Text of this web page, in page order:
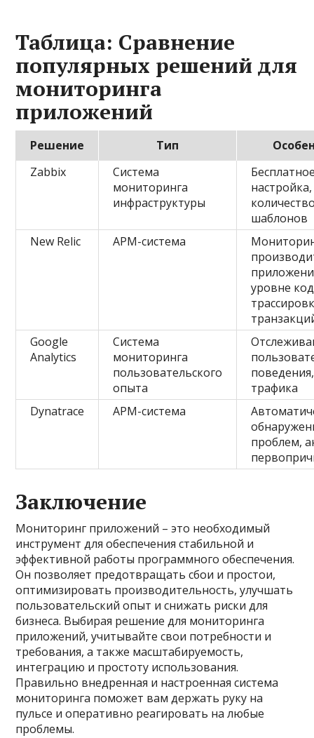
Таблица: Сравнение
популярных решений для
мониторинга
приложений
Решение Тип
Zabbix
Система
мониторинга
инфраструктуры
шаблонов
New Relic
APM-система
уровне
Google
Analytics
Система
мониторинга
пользовательского
опыта
трафика
Dynatrace
APM-система
проблем,
Заключение
Мониторинг приложений – это необходимый
инструмент для обеспечения стабильной и
эффективной работы программного обеспечения.
Он позволяет предотвращать сбои и простои,
оптимизировать производительность, улучшать
пользовательский опыт и снижать риски для
бизнеса. Выбирая решение для мониторинга
приложений, учитывайте свои потребности и
требования, а также масштабируемость,
интеграцию и простоту использования.
Правильно внедренная и настроенная система
мониторинга поможет вам держать руку на
пульсе и оперативно реагировать на любые
проблемы.